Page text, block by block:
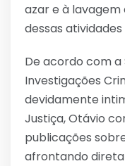
azar e à
dessas
De acordo com a
Investigações
devidamente
Justiça, Otávio
publicações
afrontando